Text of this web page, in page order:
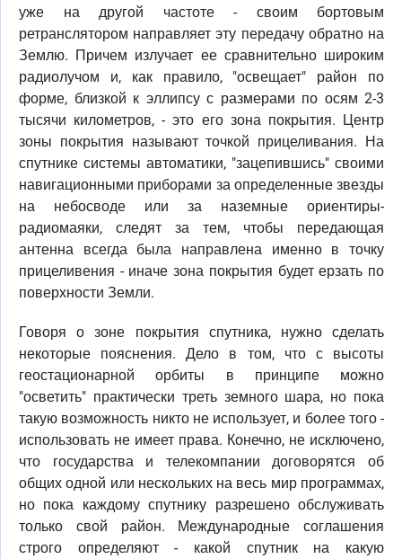
уже на другой частоте - своим бортовым
ретранслятором направляет эту передачу обратно на
Землю. Причем излучает ее сравнительно широким
радиолучом и, как правило, "освещает" район по
форме, близкой к эллипсу с размерами по осям 2-3
тысячи километров, - это его зона покрытия. Центр
зоны покрытия называют точкой прицеливания. На
спутнике системы автоматики, "зацепившись" своими
навигационными приборами за определенные звезды
на небосводе или за наземные ориентиры-
радиомаяки, следят за тем, чтобы передающая
антенна всегда была направлена именно в точку
прицеливения - иначе зона покрытия будет ерзать по
поверхности Земли.
Говоря о зоне покрытия спутника, нужно сделать
некоторые пояснения. Дело в том, что с высоты
геостационарной орбиты в принципе можно
"осветить" практически треть земного шара, но пока
такую возможность никто не использует, и более того -
использовать не имеет права. Конечно, не исключено,
что государства и телекомпании договорятся об
общих одной или нескольких на весь мир программах,
но пока каждому спутнику разрешено обслуживать
только свой район. Международные соглашения
строго определяют - какой спутник на какую